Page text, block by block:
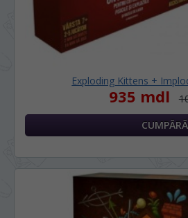
Exploding Kittens +
935 mdl
În ce limbă ați dori să vedeți site-ul
nostru?
На каком языке Вы хотите
Vă vom deranja doar o singură dată, apoi
vă vom salva alegerea limbii.
сохраним Ваш выбор языка.
puteți oricând să faceți asta în colțul din
dreapta sus al paginii.
Если вы хотите переключить язык сайта,
то это можно всегда сделать в правом
верхнем углу страницы.